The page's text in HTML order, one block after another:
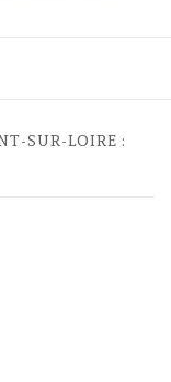
SUR-LOIRE :